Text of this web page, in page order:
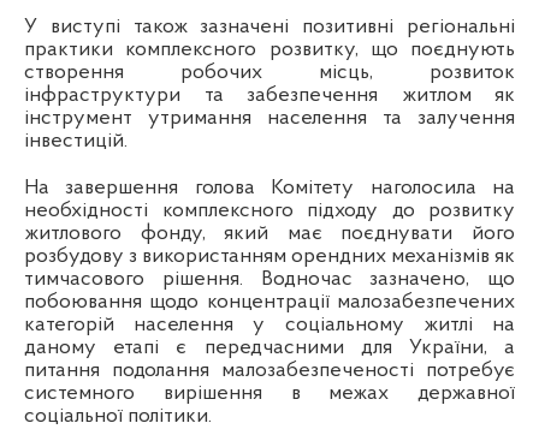
У виступі також зазначені позитивні регіональні
практики комплексного розвитку, що поєднують
створення робочих місць, розвиток
інфраструктури та забезпечення житлом як
інструмент утримання населення та залучення
інвестицій.
На завершення голова Комітету наголосила на
необхідності комплексного підходу до розвитку
житлового фонду, який має поєднувати його
розбудову з використанням орендних механізмів як
тимчасового рішення. Водночас зазначено, що
побоювання щодо концентрації малозабезпечених
категорій населення у соціальному житлі на
даному етапі є передчасними для України, а
питання подолання малозабезпеченості потребує
системного вирішення в межах державної
соціальної політики.